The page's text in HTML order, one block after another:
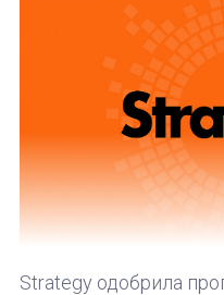
Strategy одобрила